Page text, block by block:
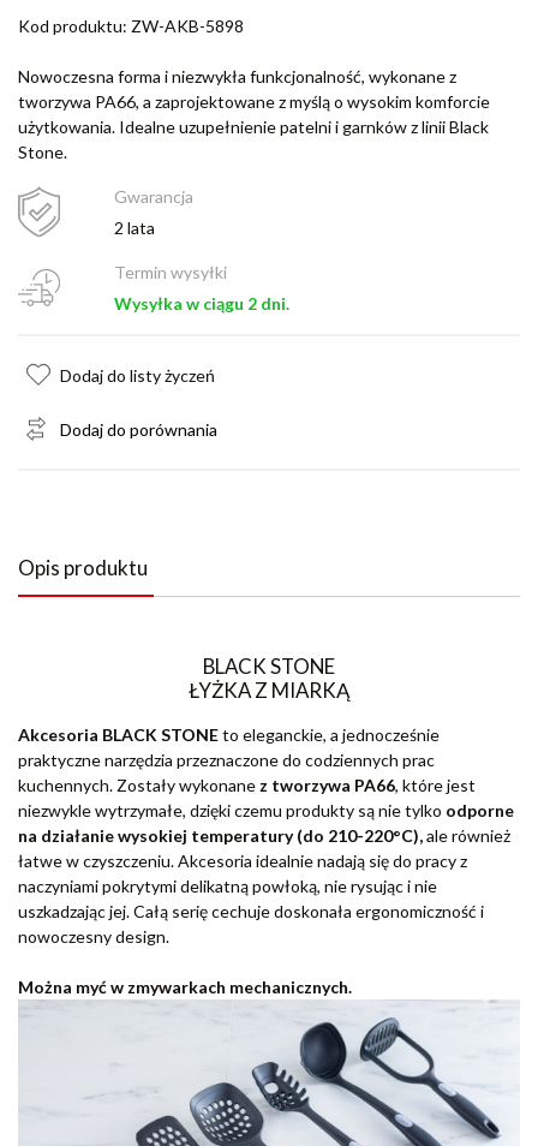
Kod produktu: ZW-AKB-5898
Nowoczesna forma i niezwykła funkcjonalność, wykonane z
tworzywa PA66, a zaprojektowane z myślą o wysokim komforcie
użytkowania. Idealne uzupełnienie patelni i garnków z linii Black
Stone.
Gwarancja
2 lata
Termin wysyłki
Wysyłka w ciągu 2 dni.
Dodaj do listy życzeń
Dodaj do porównania
Opis produktu
BLACK STONE
ŁYŻKA Z MIARKĄ
Akcesoria BLACK STONEto eleganckie, a jednocześnie
praktyczne narzędzia przeznaczone do codziennych prac
kuchennych. Zostały wykonane z tworzywa PA66, które jest
niezwykle wytrzymałe, dzięki czemu produkty są nie tylko odporne
na działanie wysokiej temperatury (do 210-220°C),ale również
łatwe w czyszczeniu. Akcesoria idealnie nadają się do pracy z
naczyniami pokrytymi delikatną powłoką, nie rysując i nie
uszkadzając jej. Całą serię cechuje doskonała ergonomiczność i
nowoczesny design.
Można myć w zmywarkach mechanicznych.